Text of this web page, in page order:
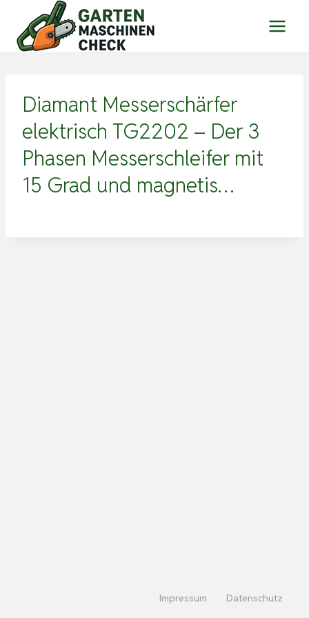
Inhalt
springen
Diamant Messerschärfer
elektrisch TG2202 – Der 3
Phasen Messerschleifer mit
15 Grad und magnetis…
Impressum Datenschutz